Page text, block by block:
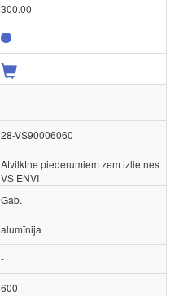
300.00
28-VS90006060
Atvilktne piederumiem zem izlietnes
VS ENVI
Gab.
alumīnija
-
600